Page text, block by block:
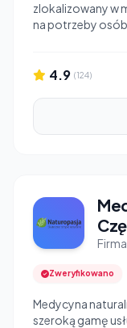
zlokalizowany w
na potrzeby osób
4.9 (124)
Firma
Zweryfikowano
Medycyna
szeroką gamę